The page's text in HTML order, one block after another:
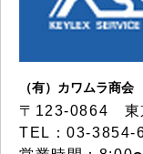
（有）カワムラ商会
〒123-0864 東
TEL：03-3854-